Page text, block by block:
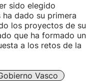
sido elegido
ha dado su primera
los proyectos de su
que ha formado un
a los retos de la
Vasco